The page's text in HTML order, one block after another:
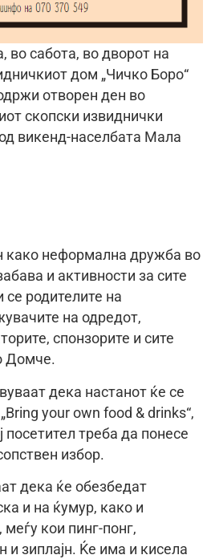
во сабота, во дворот на
дом „Чичко Боро“
отворен ден во
скопски извиднички
викенд-населбата Мала
како неформална дружба во
и активности за сите
родителите на
на одредот,
спонзорите и сите
Домче.
дека настанот ќе се
your own food & drinks“,
посетител треба да понесе
избор.
дека ќе обезбедат
и на ќумур, како и
кои пинг-понг,
зиплајн. Ќе има и кисела